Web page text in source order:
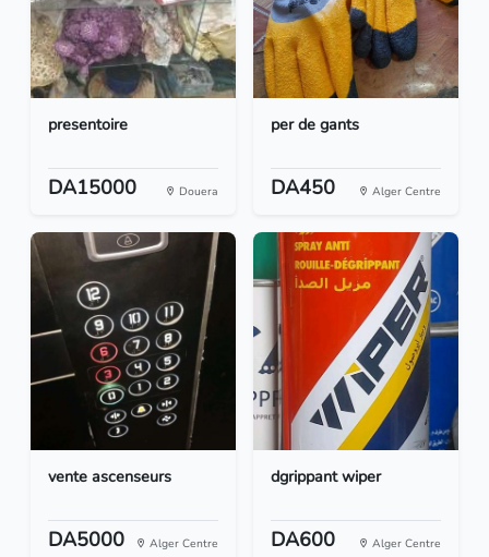
presentoire
DA15000 Douera
per de gants
DA450 Alger Centre
vente ascenseurs
DA5000 Alger Centre
dgrippant wiper
DA600 Alger Centre